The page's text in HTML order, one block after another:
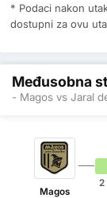
* Podaci nakon
dostupni za ovu
Međusobna
- Magos vs Jaral
Magos
2